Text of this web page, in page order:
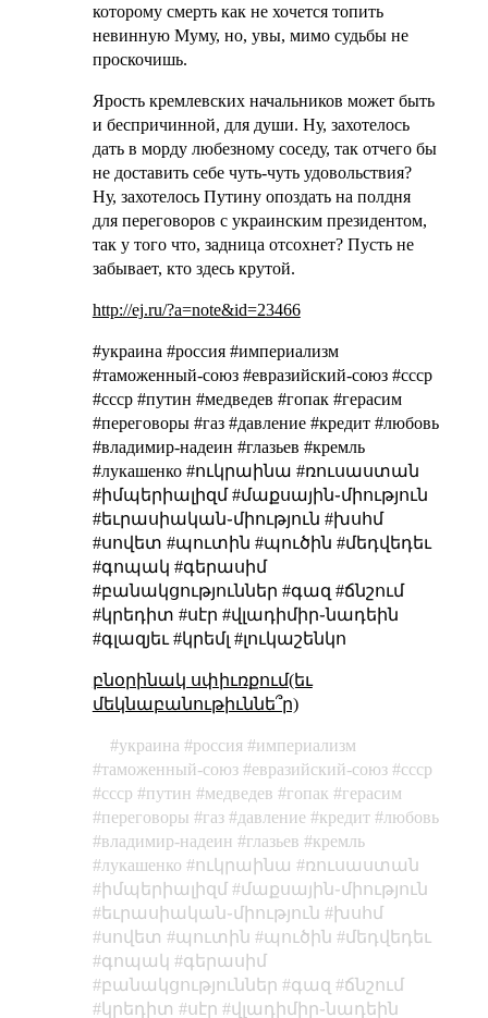
которому смерть как не хочется топить
невинную Муму, но, увы, мимо судьбы не
проскочишь.
Ярость кремлевских начальников может быть
и беспричинной, для души. Ну, захотелось
дать в морду любезному соседу, так отчего бы
не доставить себе чуть-чуть удовольствия?
Ну, захотелось Путину опоздать на полдня
для переговоров с украинским президентом,
так у того что, задница отсохнет? Пусть не
забывает, кто здесь крутой.
http://ej.ru/?a=note&id=23466
#украина #россия #империализм
#таможенный-союз #евразийский-союз #cccp
#ссср #путин #медведев #гопак #герасим
#переговоры #газ #давление #кредит #любовь
#владимир-надеин #глазьев #кремль
#лукашенко #ուկրաինա #ռուսաստան
#իմպերիալիզմ #մաքսային֊միություն
#եւրասիական֊միություն #խսհմ
#սովետ #պուտին #պուծին #մեդվեդեւ
#գոպակ #գերասիմ
#բանակցություններ #գազ #ճնշում
#կրեդիտ #սէր #վլադիմիր֊նադեին
#գլազյեւ #կրեմլ #լուկաշենկո
բնօրինակ սփիւռքում(եւ
մեկնաբանութիւննե՞ր)
украина россия
империализм
таможенный-союз
евразийский-союз
cccp
ссср
путин медведев гопак
герасим
переговоры
газ давление кредит
любовь
владимир-надеин
глазьев
кремль
лукашенко
ուկրաինա
ռուսաստան
իմպերիալիզմ
մաքսային֊միություն
եւրասիական֊միություն
խսհմ
սովետ
պուտին պուծին
մեդվեդեւ
գոպակ
գերասիմ
բանակցություններ
գազ
ճնշում
կրեդիտ
սէր վլադիմիր֊նադեին